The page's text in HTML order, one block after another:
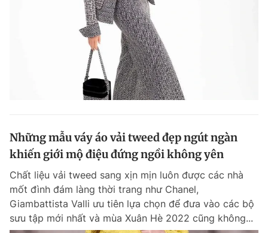
Những mẫu váy áo vải tweed đẹp ngút ngàn
khiến giới mộ điệu đứng ngồi không yên
Chất liệu vải tweed sang xịn mịn luôn được các nhà
mốt đình đám làng thời trang như Chanel,
Giambattista Valli ưu tiên lựa chọn để đưa vào các bộ
sưu tập mới nhất và mùa Xuân Hè 2022 cũng không...